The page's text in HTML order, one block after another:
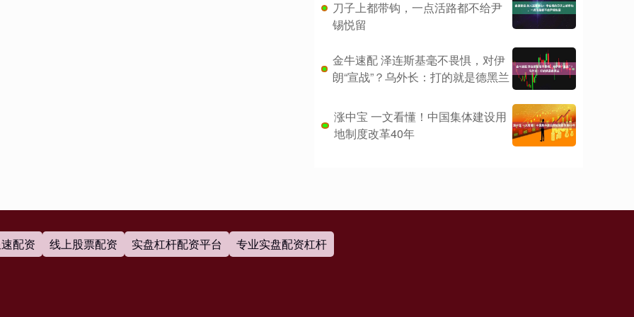
刀子上都带钩，一点活路都不给尹
锡悦留
金牛速配 泽连斯基毫不畏惧，对伊
朗“宣战”？乌外长：打的就是德黑兰
涨中宝 一文看懂！中国集体建设用
地制度改革40年
配资 线上股票配资 实盘杠杆配资平台 专业实盘配资杠杆